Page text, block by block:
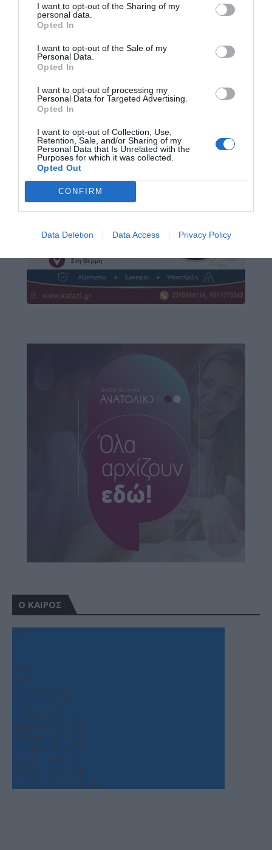
I want to opt-out of the Sharing of my
personal data.
Opted In
I want to opt-out of the Sale of my
Personal Data.
Opted In
I want to opt-out of processing my
Personal Data for Targeted Advertising.
Opted In
I want to opt-out of Collection, Use,
Retention, Sale, and/or Sharing of my
Personal Data that Is Unrelated with the
Purposes for which it was collected.
Opted Out
CONFIRM
Data Deletion Data Access Privacy Policy
Ο ΚΑΙΡΟΣ
+33
°
C
+35°
+25°
Θεσσαλονίκη
Παρασκευή, 07
Πέμπτη
+35°+25°
Σάββατο+39°+27°
Κυριακή +37°+27°
Δευτέρα +34°+26°
Τρίτη
+35°+25°
Τετάρτη +36°+24°
Πρόγνωση για 7 μέρες